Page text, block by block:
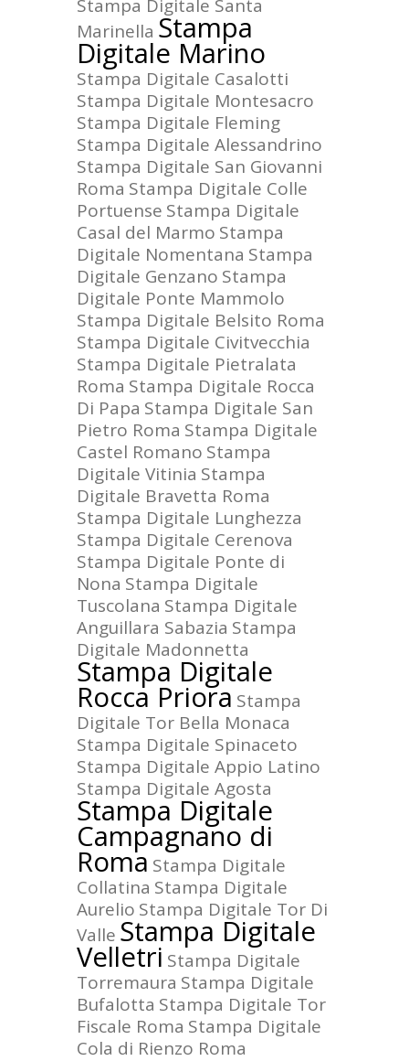
Stampa Digitale Santa
Marinella Stampa
Digitale Marino
Stampa Digitale Casalotti
Stampa Digitale Montesacro
Stampa Digitale Fleming
Stampa Digitale Alessandrino
Stampa Digitale San Giovanni
Roma Stampa Digitale Colle
Portuense Stampa Digitale
Casal del Marmo Stampa
Digitale Nomentana Stampa
Digitale Genzano Stampa
Digitale Ponte Mammolo
Stampa Digitale Belsito Roma
Stampa Digitale Civitvecchia
Stampa Digitale Pietralata
Roma Stampa Digitale Rocca
Di Papa Stampa Digitale San
Pietro Roma Stampa Digitale
Castel Romano Stampa
Digitale Vitinia Stampa
Digitale Bravetta Roma
Stampa Digitale Lunghezza
Stampa Digitale Cerenova
Stampa Digitale Ponte di
Nona Stampa Digitale
Tuscolana Stampa Digitale
Anguillara Sabazia Stampa
Digitale Madonnetta
Stampa Digitale
Rocca Priora Stampa
Digitale Tor Bella Monaca
Stampa Digitale Spinaceto
Stampa Digitale Appio Latino
Stampa Digitale Agosta
Stampa Digitale
Campagnano di
Roma Stampa Digitale
Collatina Stampa Digitale
Aurelio Stampa Digitale Tor Di
Valle Stampa Digitale
Velletri Stampa Digitale
Torremaura Stampa Digitale
Bufalotta Stampa Digitale Tor
Fiscale Roma Stampa Digitale
Cola di Rienzo Roma